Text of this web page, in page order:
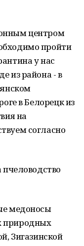
центром
пройти
у нас
из района - в
в Белорецк из
на
согласно
медоносы
природных
Зигазинской